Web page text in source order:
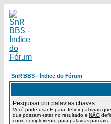
SnR BBS - Índice do Fórum
Pesquisar por palavras chaves:
Você pode usarE para definir palavras
que possam estar no resultado e NÃO
como complemento para palavras parciais